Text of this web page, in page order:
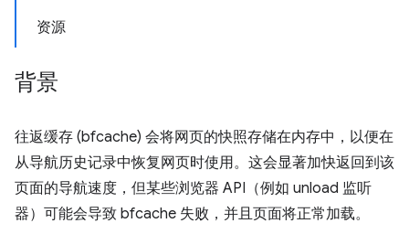
资源
背景
往返缓存 (bfcache) 会将网页的快照存储在内存中，以便在
从导航历史记录中恢复网页时使用。这会显著加快返回到该
页面的导航速度，但某些浏览器 API（例如 unload 监听
器）可能会导致 bfcache 失败，并且页面将正常加载。